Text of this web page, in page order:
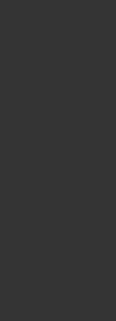
SEE MORE OPTIONS
ФУТБОЛКА С V-